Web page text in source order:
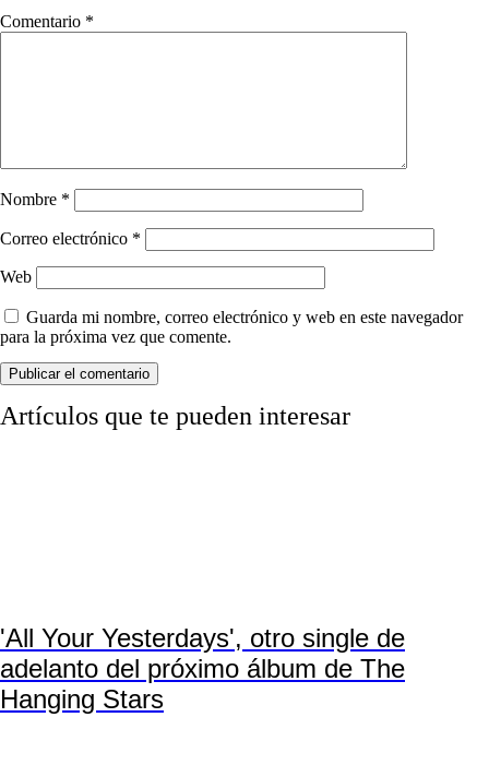
Comentario *
Nombre *
Correo electrónico *
Web
Guarda mi nombre, correo electrónico y web en este navegador
para la próxima vez que comente.
Artículos que te pueden interesar
'All Your Yesterdays', otro single de
adelanto del próximo álbum de The
Hanging Stars